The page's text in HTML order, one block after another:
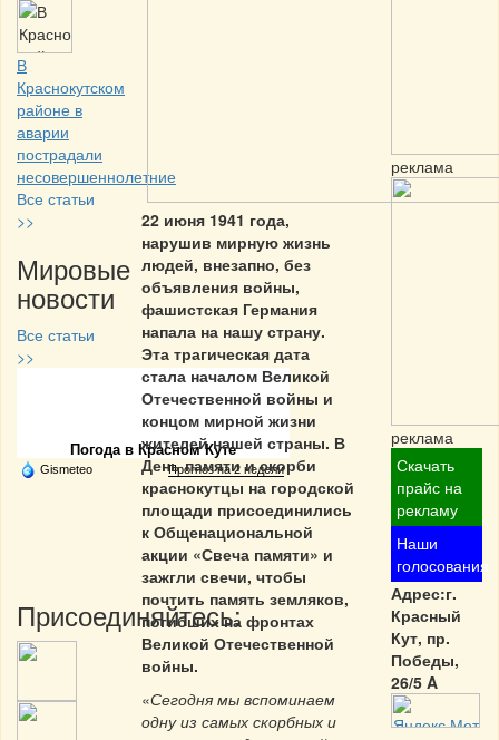
В
Краснокутском
районе в
аварии
пострадали
несовершеннолетние
Все статьи
>>
Мировые
новости
Все статьи
>>
Частная реклама
Погода в Красном Куте
Gismeteo Прогноз на 2 недели
Присоединяйтесь:
22 июня 1941 года,
нарушив мирную жизнь
людей, внезапно, без
объявления войны,
фашистская Германия
напала на нашу страну.
Эта трагическая дата
стала началом Великой
Отечественной войны и
концом мирной жизни
жителей нашей страны. В
День памяти и скорби
краснокутцы на городской
площади присоединились
к Общенациональной
акции «Свеча памяти» и
зажгли свечи, чтобы
почтить память земляков,
погибших на фронтах
Великой Отечественной
войны.
«Сегодня мы вспоминаем
одну из самых скорбных и
реклама
реклама
Скачать
прайс на
рекламу
Наши
голосования
Адрес:г.
Красный
Кут, пр.
Победы,
26/5 A